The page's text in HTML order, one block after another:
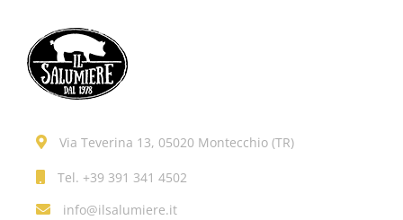
Via Teverina 13, 05020 Montecchio (TR)
Tel. +39 391 341 4502
info@ilsalumiere.it